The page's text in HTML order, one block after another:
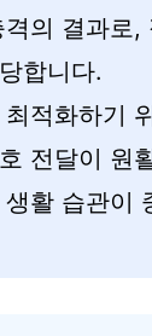
의 결과로,
합니다.
적화하기
전달이 원
활 습관이